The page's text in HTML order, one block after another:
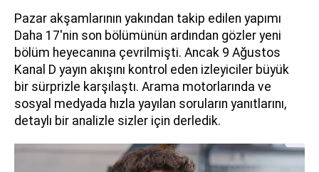
Pazar akşamlarının yakından takip edilen yapımı
Daha 17'nin son bölümünün ardından gözler yeni
bölüm heyecanına çevrilmişti. Ancak 9 Ağustos
Kanal D yayın akışını kontrol eden izleyiciler büyük
bir sürprizle karşılaştı. Arama motorlarında ve
sosyal medyada hızla yayılan soruların yanıtlarını,
detaylı bir analizle sizler için derledik.